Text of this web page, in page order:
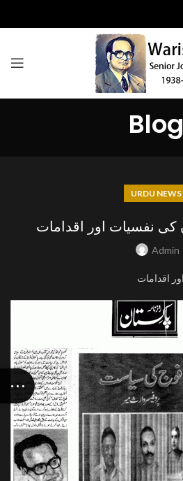
Blog
URDU NEWS
نفسیات اور اقدامات
Admin
اقدامات